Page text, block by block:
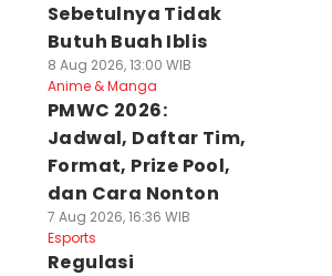
Sebetulnya Tidak
Butuh Buah Iblis
8 Aug 2026, 13:00 WIB
Anime & Manga
PMWC 2026:
Jadwal, Daftar Tim,
Format, Prize Pool,
dan Cara Nonton
7 Aug 2026, 16:36 WIB
Esports
Regulasi